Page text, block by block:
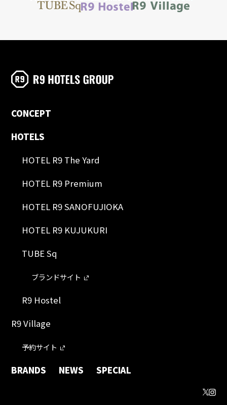
CONCEPT
HOTELS
HOTEL R9 The Yard
HOTEL R9 Premium
HOTEL R9 SANOFUJIOKA
HOTEL R9 KUJUKURI
TUBE Sq
ブランドサイト
R9 Hostel
R9 Village
予約サイト
BRANDS NEWS SPECIAL